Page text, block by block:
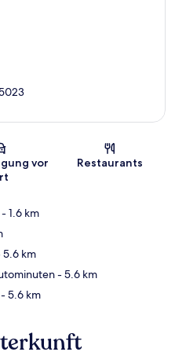
vor
Restaurants
- 1.6 km
5.6 km
- 5.6 km
- 5.6 km